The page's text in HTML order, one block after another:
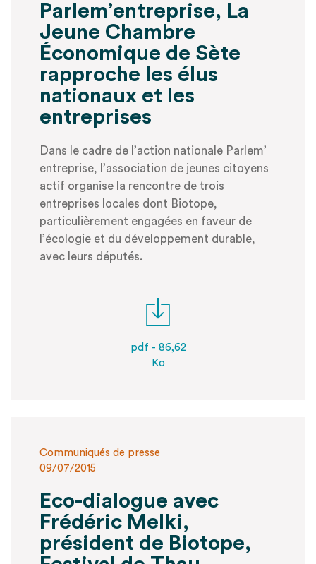
Parlem’entreprise, La
Jeune Chambre
Économique de Sète
rapproche les élus
nationaux et les
entreprises
Dans le cadre de l’action nationale Parlem’
entreprise, l’association de jeunes citoyens
actif organise la rencontre de trois
entreprises locales dont Biotope,
particulièrement engagées en faveur de
l’écologie et du développement durable,
avec leurs députés.
pdf - 86,62
Ko
Communiqués de presse
09/07/2015
Eco-dialogue avec
Frédéric Melki,
président de Biotope,